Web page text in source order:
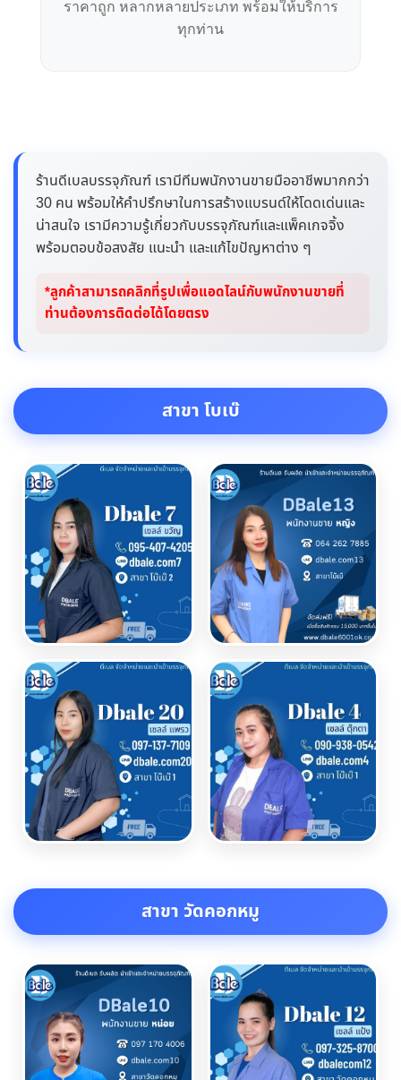
ราคาถูก หลากหลายประเภท พร้อมให้บริการ
ทุกท่าน
ร้านดีเบลบรรจุภัณฑ์ เรามีทีมพนักงานขายมืออาชีพมากกว่า
30 คน พร้อมให้คำปรึกษาในการสร้างแบรนด์ให้โดดเด่นและ
น่าสนใจ เรามีความรู้เกี่ยวกับบรรจุภัณฑ์และแพ็คเกจจิ้ง
พร้อมตอบข้อสงสัย แนะนำ และแก้ไขปัญหาต่าง ๆ
*ลูกค้าสามารถคลิกที่รูปเพื่อแอดไลน์กับพนักงานขายที่
ท่านต้องการติดต่อได้โดยตรง
สาขา โบเบ๊
สาขา วัดคอกหมู